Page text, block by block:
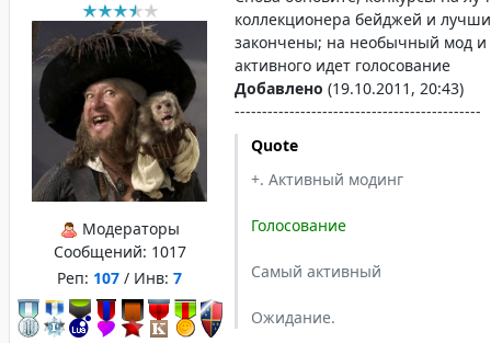
Модераторы
Сообщений: 1017
Реп: 107 / Инв: 7
коллекционера бейджей и
закончены; на необычный мод и
активного идет голосование
Добавлено (19.10.2011, 20:43)
---------------------------------------------
Quote
+. Активный модинг
Голосование
Самый активный
Ожидание.